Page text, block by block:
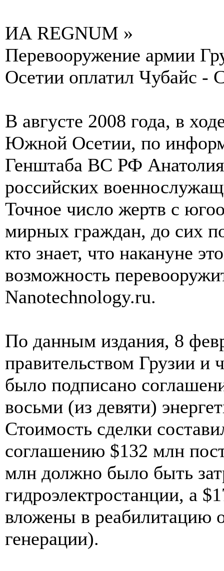
ИА REGNUM »
Перевооружение армии
Осетии оплатил Чубайс
В августе 2008 года, в
Южной Осетии, по
Генштаба ВС РФ
российских
Точное число жертв с
мирных граждан, до сих
кто знает, что накануне
возможность
Nanotechnology.ru.
По данным издания, 8
правительством Грузии
было подписано
восьми (из девяти)
Стоимость сделки
соглашению $132 млн
млн должно было быть
гидроэлектростанции, а
вложены в реабилитацию
генерации).